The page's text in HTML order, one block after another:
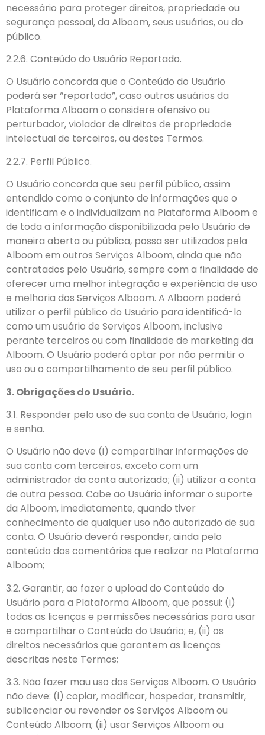
necessário para proteger direitos, propriedade ou
segurança pessoal, da Alboom, seus usuários, ou do
público.
2.2.6. Conteúdo do Usuário Reportado.
O Usuário concorda que o Conteúdo do Usuário
poderá ser “reportado”, caso outros usuários da
Plataforma Alboom o considere ofensivo ou
perturbador, violador de direitos de propriedade
intelectual de terceiros, ou destes Termos.
2.2.7. Perfil Público.
O Usuário concorda que seu perfil público, assim
entendido como o conjunto de informações que o
identificam e o individualizam na Plataforma Alboom e
de toda a informação disponibilizada pelo Usuário de
maneira aberta ou pública, possa ser utilizados pela
Alboom em outros Serviços Alboom, ainda que não
contratados pelo Usuário, sempre com a finalidade de
oferecer uma melhor integração e experiência de uso
e melhoria dos Serviços Alboom. A Alboom poderá
utilizar o perfil público do Usuário para identificá-lo
como um usuário de Serviços Alboom, inclusive
perante terceiros ou com finalidade de marketing da
Alboom. O Usuário poderá optar por não permitir o
uso ou o compartilhamento de seu perfil público.
3. Obrigações do Usuário.
3.1. Responder pelo uso de sua conta de Usuário, login
e senha.
O Usuário não deve (i) compartilhar informações de
sua conta com terceiros, exceto com um
administrador da conta autorizado; (ii) utilizar a conta
de outra pessoa. Cabe ao Usuário informar o suporte
da Alboom, imediatamente, quando tiver
conhecimento de qualquer uso não autorizado de sua
conta. O Usuário deverá responder, ainda pelo
conteúdo dos comentários que realizar na Plataforma
Alboom;
3.2. Garantir, ao fazer o upload do Conteúdo do
Usuário para a Plataforma Alboom, que possui: (i)
todas as licenças e permissões necessárias para usar
e compartilhar o Conteúdo do Usuário; e, (ii) os
direitos necessários que garantem as licenças
descritas neste Termos;
3.3. Não fazer mau uso dos Serviços Alboom. O Usuário
não deve: (i) copiar, modificar, hospedar, transmitir,
sublicenciar ou revender os Serviços Alboom ou
Conteúdo Alboom; (ii) usar Serviços Alboom ou